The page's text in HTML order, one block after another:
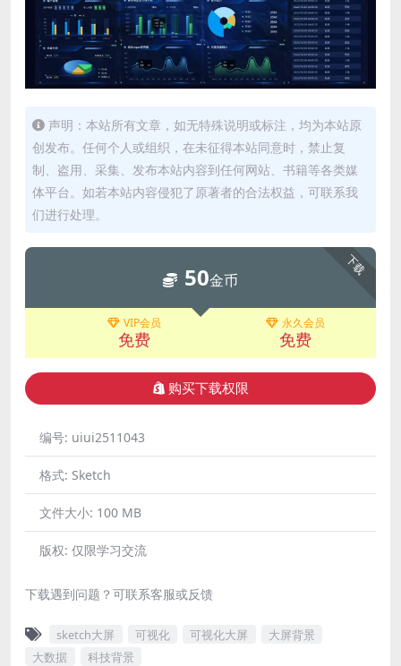
声明：本站所有文章，如无特殊说明或标注，均为本站原
创发布。任何个人或组织，在未征得本站同意时，禁止复
制、盗用、采集、发布本站内容到任何网站、书籍等各类媒
体平台。如若本站内容侵犯了原著者的合法权益，可联系我
们进行处理。
下载
50金币
VIP会员
免费
永久会员
免费
购买下载权限
编号: uiui2511043
格式: Sketch
文件大小: 100 MB
版权: 仅限学习交流
下载遇到问题？可联系客服或反馈
sketch大屏 可视化 可视化大屏
大屏背景
大数据
科技背景